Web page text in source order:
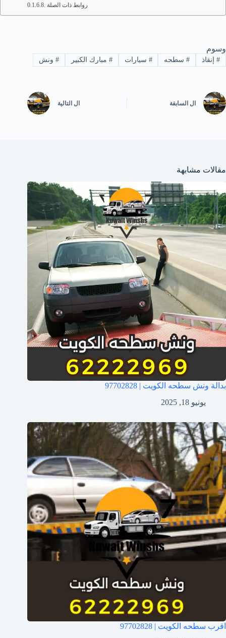
روابط ذات الصلة
وسوم
#إنقاذ #سطحه # سيارات # مبارك الكبير # ونش
ال السابقة ال التالية
مقالات مشابهة
بدالة ونش سطحه الكويت | 97702828
يونيو 18, 2025
اقرب سطحه الكويت | 97702828